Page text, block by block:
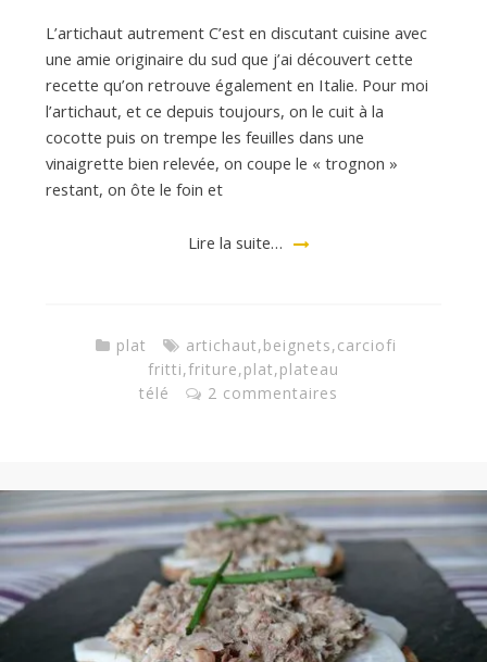
L’artichaut autrement C’est en discutant cuisine avec
une amie originaire du sud que j’ai découvert cette
recette qu’on retrouve également en Italie. Pour moi
l’artichaut, et ce depuis toujours, on le cuit à la
cocotte puis on trempe les feuilles dans une
vinaigrette bien relevée, on coupe le « trognon »
restant, on ôte le foin et
Lire la suite…
plat artichaut,beignets,carciofi
fritti,friture,plat,plateau
télé
2 commentaires